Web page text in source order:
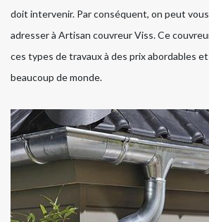
doit intervenir. Par conséquent, on peut
adresser à Artisan couvreur Viss. Ce
ces types de travaux à des prix abordables
beaucoup de monde.